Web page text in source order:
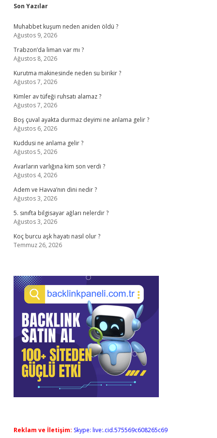
Sidebar
Son Yazılar
Muhabbet kuşum neden aniden öldü ?
Ağustos 9, 2026
Trabzon’da liman var mı ?
Ağustos 8, 2026
Kurutma makinesinde neden su birikir ?
Ağustos 7, 2026
Kimler av tüfeği ruhsatı alamaz ?
Ağustos 7, 2026
Boş çuval ayakta durmaz deyimi ne anlama gelir ?
Ağustos 6, 2026
Kuddusi ne anlama gelir ?
Ağustos 5, 2026
Avarların varlığına kim son verdi ?
Ağustos 4, 2026
Adem ve Havva’nın dini nedir ?
Ağustos 3, 2026
5. sınıfta bilgisayar ağları nelerdir ?
Ağustos 3, 2026
Koç burcu aşk hayatı nasıl olur ?
Temmuz 26, 2026
Reklam ve İletişim: Skype: live:.cid.575569c608265c69